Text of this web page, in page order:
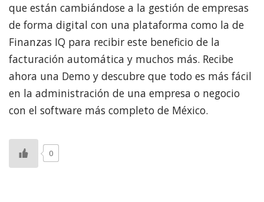
que están cambiándose a la gestión de empresas
de forma digital con una plataforma como la de
Finanzas IQ para recibir este beneficio de la
facturación automática y muchos más. Recibe
ahora una Demo y descubre que todo es más fácil
en la administración de una empresa o negocio
con el software más completo de México.
0